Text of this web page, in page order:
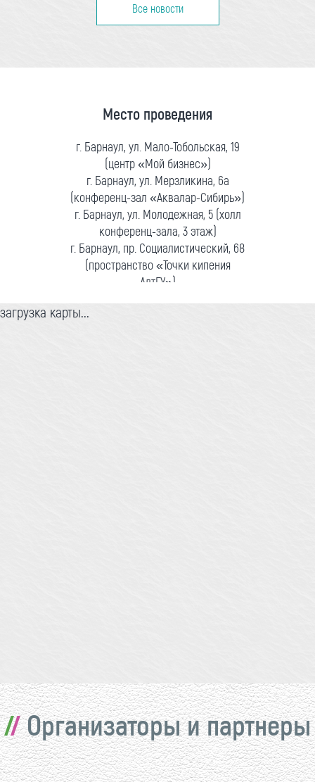
Все новости
Место проведения
г. Барнаул, ул. Мало-Тобольская, 19
(центр «Мой бизнес»)
г. Барнаул, ул. Мерзликина, 6а
(конференц-зал «Аквалар-Сибирь»)
г. Барнаул, ул. Молодежная, 5 (холл
конференц-зала, 3 этаж)
г. Барнаул, пр. Социалистический, 68
(пространство «Точки кипения
АлтГУ»)
загрузка карты...
Организаторы и партнеры